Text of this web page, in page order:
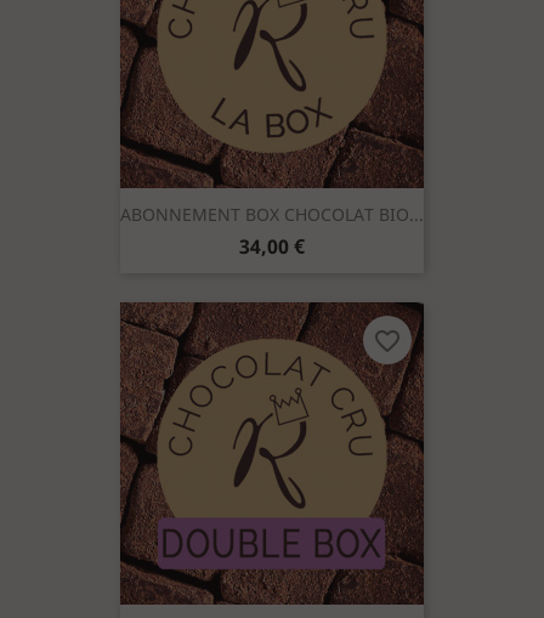
ABONNEMENT BOX CHOCOLAT BIO...
Prix
34,00 €
favorite_border